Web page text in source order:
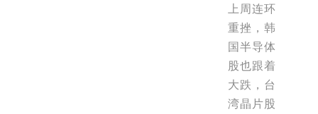
上周连环
重挫，韩
国半导体
股也跟着
大跌，台
湾晶片股